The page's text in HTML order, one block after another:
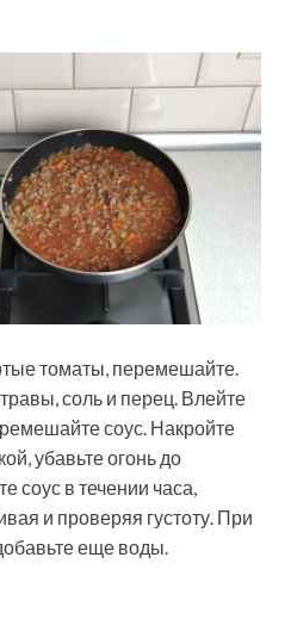
томаты, перемешайте.
соль и перец. Влейте
соус. Накройте
убавьте огонь до
соус в течении часа,
и проверяя густоту. При
еще воды.